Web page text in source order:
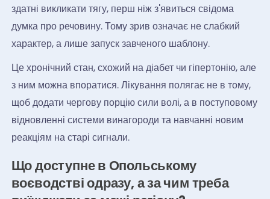
здатні викликати тягу, перш ніж з'явиться свідома
думка про речовину. Тому зрив означає не слабкий
характер, а лише запуск завченого шаблону.
Це хронічний стан, схожий на діабет чи гіпертонію, але
з ним можна впоратися. Лікування полягає не в тому,
щоб додати чергову порцію сили волі, а в поступовому
відновленні системи винагороди та навчанні новим
реакціям на старі сигнали.
Що доступне в Опольському
воєводстві одразу, а за чим треба